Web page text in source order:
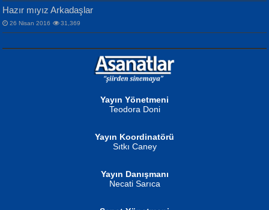
NURAN KÖSE BAYDAR
Ben Deniz Değilim ki...
Hazır mıyız Arkadaşlar
26 Nisan 2016 31,369
Yayın Yönetmeni
Teodora Doni
Yayın Koordinatörü
Sıtkı Caney
Yayın Danışmanı
Necati Sarıca